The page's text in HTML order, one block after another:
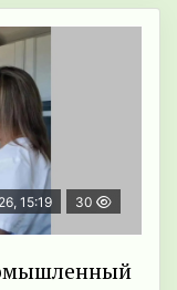
15:19 30